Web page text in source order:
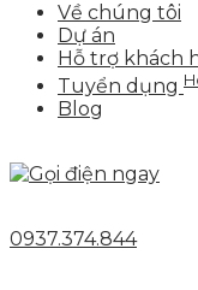
Về chúng tôi
Dự án
Hỗ trợ khách
Tuyển dụng
Blog
0937.374.844